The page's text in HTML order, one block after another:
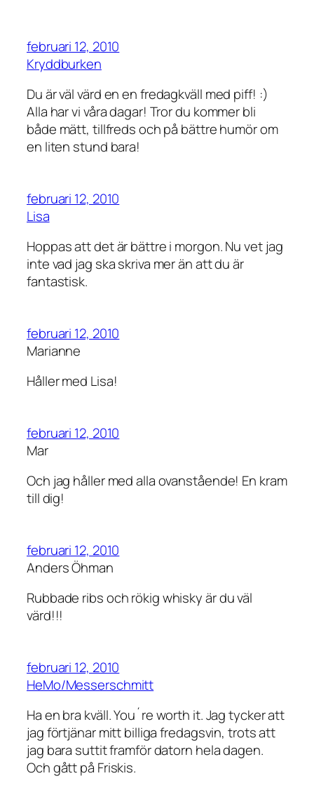
februari 12, 2010
Kryddburken
Du är väl värd en en fredagkväll med piff! :)
Alla har vi våra dagar! Tror du kommer bli
både mätt, tillfreds och på bättre humör om
en liten stund bara!
februari 12, 2010
Lisa
Hoppas att det är bättre i morgon. Nu vet jag
inte vad jag ska skriva mer än att du är
fantastisk.
februari 12, 2010
Marianne
Håller med Lisa!
februari 12, 2010
Mar
Och jag håller med alla ovanstående! En kram
till dig!
februari 12, 2010
Anders Öhman
Rubbade ribs och rökig whisky är du väl
värd!!!
februari 12, 2010
HeMo/Messerschmitt
Ha en bra kväll. You´re worth it. Jag tycker att
jag förtjänar mitt billiga fredagsvin, trots att
jag bara suttit framför datorn hela dagen.
Och gått på Friskis.